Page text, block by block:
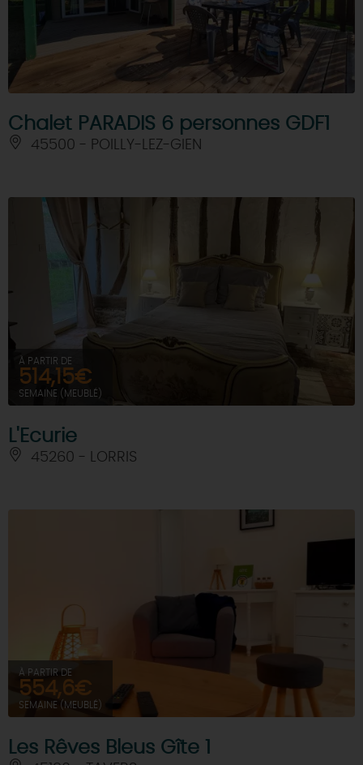
Chalet PARADIS 6 personnes GDF1
45500 - POILLY-LEZ-GIEN
À PARTIR DE
514,15€
SEMAINE (MEUBLÉ)
L'Ecurie
45260 - LORRIS
À PARTIR DE
554,6€
SEMAINE (MEUBLÉ)
Les Rêves Bleus Gîte 1